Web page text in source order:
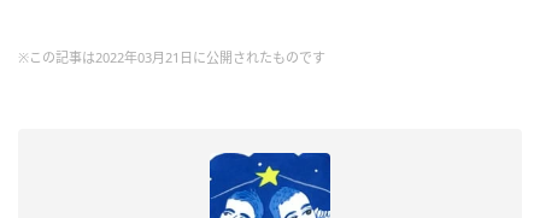
※この記事は2022年03月21日に公開されたものです